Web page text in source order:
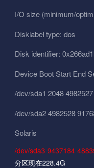
I/O size (minimum/
Disklabel type: dos
Disk identifier:
Device Boot Start End
/dev/sda1 2048
/dev/sda2 4982528
Solaris
/dev/sda3 9437184
分区现在228.4G